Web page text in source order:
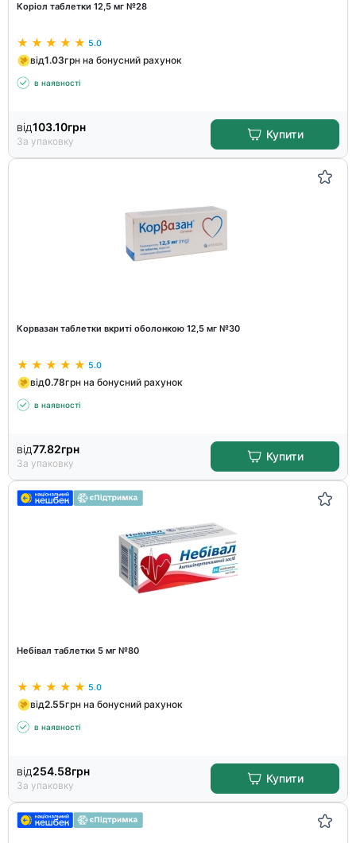
Коріол таблетки 12,5 мг №28
5.0
від1.03грн на бонусний рахунок
в наявності
від103.10грн
За упаковку
Купити
Корвазан таблетки вкриті оболонкою 12,5 мг №30
5.0
від0.78грн на бонусний рахунок
в наявності
від77.82грн
За упаковку
Купити
Небівал таблетки 5 мг №80
5.0
від2.55грн на бонусний рахунок
в наявності
від254.58грн
За упаковку
Купити